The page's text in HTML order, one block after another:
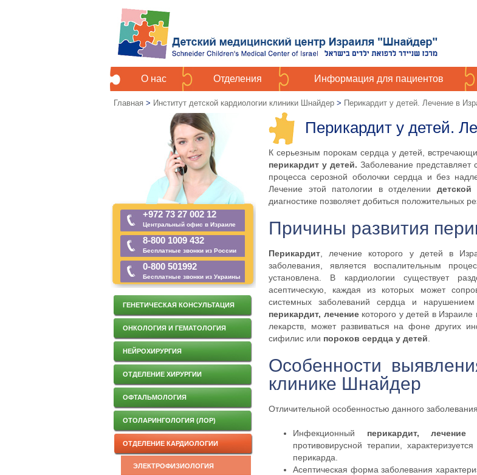
О нас Отделения Информация для пациентов
Главная > Институт детской кардиологии клиники Шнайдер > Перикардит у детей. Лечение в
Перикардит у детей.
К серьезным порокам сердца у детей,
перикардит у детей. Заболевание
процесса серозной оболочки сердца и без
Лечение этой патологии в отделении детской
диагностике позволяет добиться положительных
Причины развития
Перикардит , лечение которого у детей в
заболевания, является воспалительным
установлена. В кардиологии существует
асептическую, каждая из которых может
системных заболеваний сердца и
перикардит, лечениекоторого у детей в
лекарств, может развиваться на фоне других
сифилис или пороков сердца у детей
Особенности
клинике Шнайдер
Отличительной особенностью данного
Инфекционный перикардит, лечение
противовирусной терапии,
перикарда.
Асептическая форма заболевания
+972 73 27 002 12
Центральный офис в Израиле
8-800 1009 432
Бесплатные звонки из России
0-800 501992
Бесплатные звонки из Украины
ГЕНЕТИЧЕСКАЯ КОНСУЛЬТАЦИЯ
ОНКОЛОГИЯ И ГЕМАТОЛОГИЯ
НЕЙРОХИРУРГИЯ
ОТДЕЛЕНИЕ ХИРУРГИИ
ОФТАЛЬМОЛОГИЯ
ОТОЛАРИНГОЛОГИЯ (ЛОР)
ОТДЕЛЕНИЕ КАРДИОЛОГИИ
ЭЛЕКТРОФИЗИОЛОГИЯ